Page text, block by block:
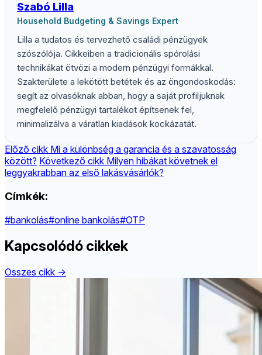
Szabó Lilla
Household Budgeting & Savings Expert
Lilla a tudatos és tervezhető családi pénzügyek
szószólója. Cikkeiben a tradicionális spórolási
technikákat ötvözi a modern pénzügyi formákkal.
Szakterülete a lekötött betétek és az öngondoskodás:
segít az olvasóknak abban, hogy a saját profiljuknak
megfelelő pénzügyi tartalékot építsenek fel,
minimalizálva a váratlan kiadások kockázatát.
Előző cikk Mi a különbség a garancia és a szavatosság
között? Következő cikk Milyen hibákat követnek el
leggyakrabban az első lakásvásárlók?
Címkék:
#bankolás#online bankolás#OTP
Kapcsolódó cikkek
Összes cikk →